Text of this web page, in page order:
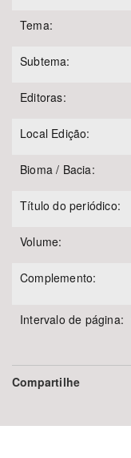
Tema:
Subtema:
Editoras:
Local Edição:
Bioma / Bacia:
Título do periódico:
Volume:
Complemento:
Intervalo de página:
Compartilhe